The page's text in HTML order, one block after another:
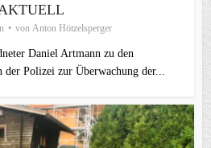
von Anton Hötzelsperger
Daniel Artmann zu den
Polizei zur Überwachung der...